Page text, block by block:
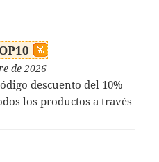
de 2026
descuento del 10%
los productos a través
SmallRig